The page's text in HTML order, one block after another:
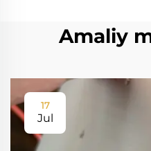
Amaliy
17
Jul